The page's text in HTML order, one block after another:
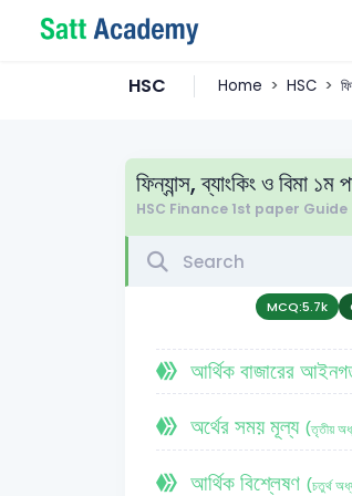
HSC Home HSC
ফিন্যান্স, ব্যাংকিং ও বিমা ১ম
HSC Finance 1st paper Guide
MCQ:5.7k
আর্থিক বাজারের
অর্থের সময় মূল্য (তৃতীয়
আর্থিক বিশ্লেষণ (চতুর্থ